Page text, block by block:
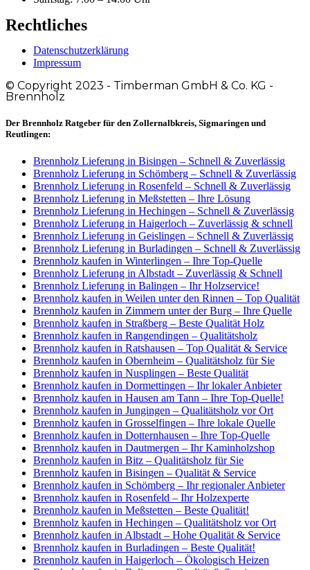
Rechtliches
Datenschutzerklärung
Impressum
© Copyright 2023 - Timberman GmbH & Co. KG -
Brennholz
Der Brennholz Ratgeber für den Zollernalbkreis, Sigmaringen und
Reutlingen:
Brennholz Lieferung in Bisingen – Schnell & Zuverlässig
Brennholz Lieferung in Schömberg – Schnell & Zuverlässig
Brennholz Lieferung in Rosenfeld – Schnell & Zuverlässig
Brennholz Lieferung in Meßstetten – Ihre Lösung
Brennholz Lieferung in Hechingen – Schnell & Zuverlässig
Brennholz Lieferung in Haigerloch – Zuverlässig & schnell
Brennholz Lieferung in Geislingen – Schnell & Zuverlässig
Brennholz Lieferung in Burladingen – Schnell & Zuverlässig
Brennholz kaufen in Winterlingen – Ihre Top-Quelle
Brennholz Lieferung in Albstadt – Zuverlässig & Schnell
Brennholz Lieferung in Balingen – Ihr Holzservice!
Brennholz kaufen in Weilen unter den Rinnen – Top Qualität
Brennholz kaufen in Zimmern unter der Burg – Ihre Quelle
Brennholz kaufen in Straßberg – Beste Qualität Holz
Brennholz kaufen in Rangendingen – Qualitätsholz
Brennholz kaufen in Ratshausen – Top Qualität & Service
Brennholz kaufen in Obernheim – Qualitätsholz für Sie
Brennholz kaufen in Nusplingen – Beste Qualität
Brennholz kaufen in Dormettingen – Ihr lokaler Anbieter
Brennholz kaufen in Hausen am Tann – Ihre Top-Quelle!
Brennholz kaufen in Jungingen – Qualitätsholz vor Ort
Brennholz kaufen in Grosselfingen – Ihre lokale Quelle
Brennholz kaufen in Dotternhausen – Ihre Top-Quelle
Brennholz kaufen in Dautmergen – Ihr Kaminholzshop
Brennholz kaufen in Bitz – Qualitätsholz für Sie
Brennholz kaufen in Bisingen – Qualität & Service
Brennholz kaufen in Schömberg – Ihr regionaler Anbieter
Brennholz kaufen in Rosenfeld – Ihr Holzexperte
Brennholz kaufen in Meßstetten – Beste Qualität!
Brennholz kaufen in Hechingen – Qualitätsholz vor Ort
Brennholz kaufen in Albstadt – Hohe Qualität & Service
Brennholz kaufen in Burladingen – Beste Qualität!
Brennholz kaufen in Haigerloch – Ökologisch Heizen